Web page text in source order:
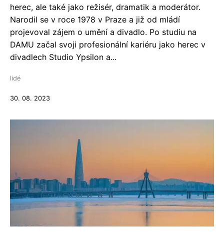
herec, ale také jako režisér, dramatik a moderátor.
Narodil se v roce 1978 v Praze a již od mládí
projevoval zájem o umění a divadlo. Po studiu na
DAMU začal svoji profesionální kariéru jako herec v
divadlech Studio Ypsilon a...
lidé
30. 08. 2023